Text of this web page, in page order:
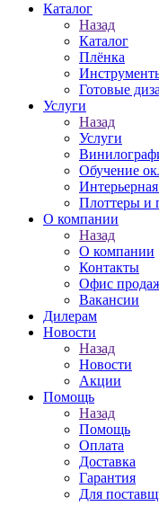
Каталог
Назад
Каталог
Плёнка
Готовые
Услуги
Назад
Услуги
Обучение
Плоттеры и
О компании
Назад
О компании
Контакты
Офис
Вакансии
Дилерам
Новости
Назад
Новости
Акции
Помощь
Назад
Помощь
Оплата
Доставка
Гарантия
Для